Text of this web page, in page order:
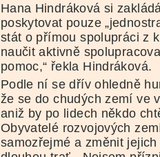
Hana Hindráková si
poskytovat pouze
stát o přímou spolupráci z
naučit aktivně
pomoc,“ řekla Hindráková.
Podle ní se dřív ohledně
že se do chudých zemí ve
aniž by po lidech někdo
Obyvatelé rozvojových
samozřejmé a změnit